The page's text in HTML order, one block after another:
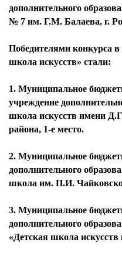
дополнительного
№ 7 им. Г.М. Балаева, г.
Победителями конкурса
школа искусств» стали:
1. Муниципальное
учреждение
школа искусств имени
района, 1-е место.
2. Муниципальное
дополнительного
школа им. П.И.
3. Муниципальное
дополнительного
«Детская школа искусств